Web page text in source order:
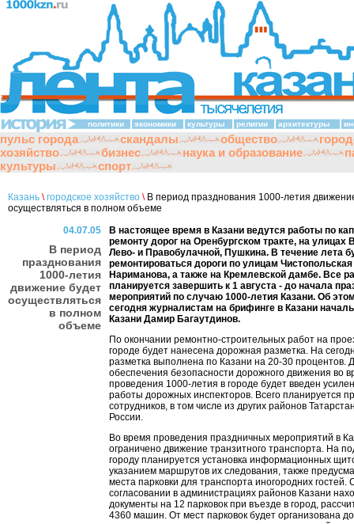
политики экономики культуры религии архитектуры
пульс города скандалы общество
хозяйство
бизнес наука и образование
культуры
спорт
Казань \ городское хозяйство \В период празднования 1000-летия
осуществляться в полном объеме
04.07.05
В период
празднования
1000-летия
движение будет
осуществляться
в полном
объеме
В настоящее время в Казани ведутся работы по
ремонту дорог на Оренбургском тракте, на улицах
Лево- и Правобулачной, Пушкина. В течение лета
ремонтироваться дороги по улицам Чистопольская
Нариманова, а также на Кремлевской дамбе. Все
планируется завершить к 1 августа - до начала
мероприятий по случаю 1000-летия Казани. Об
сегодня журналистам на брифинге в Казани
Казани Дамир Багаутдинов.
По окончании ремонтно-строительных работ на
городе будет нанесена дорожная разметка. На
разметка выполнена по Казани на 20-30 процентов.
обеспечения безопасности дорожного движения во
проведения 1000-летия в городе будет введен
работы дорожных инспекторов. Всего планируется
сотрудников, в том числе из других районов
России.
Во время проведения праздничных мероприятий в
ограничено движение транзитного транспорта. На
городу планируется установка информационных
указанием маршрутов их следования, также
места парковки для транспорта иногородних гостей.
согласовании в администрациях районов Казани
документы на 12 парковок при въезде в город,
4360 машин. От мест парковок будет организована